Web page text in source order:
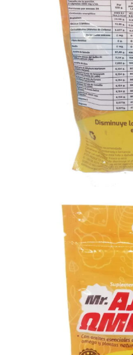
Descripción Información